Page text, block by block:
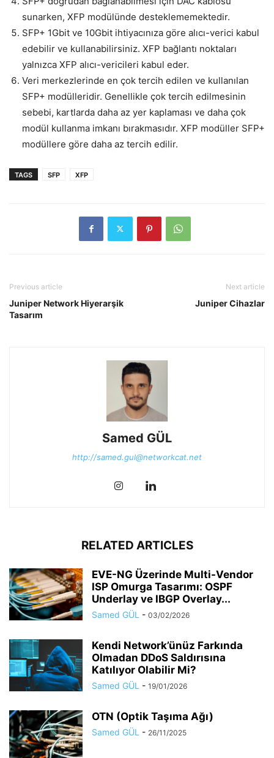
sunarken, XFP modülünde desteklememektedir.
SFP+ 1Gbit ve 10Gbit ihtiyacınıza göre alıcı-verici kabul
edebilir ve kullanabilirsiniz. XFP bağlantı noktaları
yalnızca XFP alıcı-vericileri kabul eder.
Veri merkezlerinde en çok tercih edilen ve kullanılan
SFP+ modülleridir. Genellikle çok tercih edilmesinin
sebebi, kartlarda daha az yer kaplaması ve daha çok
modül kullanma imkanı bırakmasıdır. XFP modüller SFP+
modüllere göre daha az tercih edilir.
TAGS SFP XFP
Previous article
Juniper Network Hiyerarşik
Tasarım
Next article
Juniper Cihazlar
Samed GÜL
http://samed.gul@networkcat.net
RELATED ARTICLES
EVE-NG Üzerinde Multi-Vendor
ISP Omurga Tasarımı: OSPF
Underlay ve IBGP Overlay...
Samed GÜL - 03/02/2026
Kendi Network’ünüz Farkında
Olmadan DDoS Saldırısına
Katılıyor Olabilir Mi?
Samed GÜL - 19/01/2026
OTN (Optik Taşıma Ağı)
Samed GÜL - 26/11/2025